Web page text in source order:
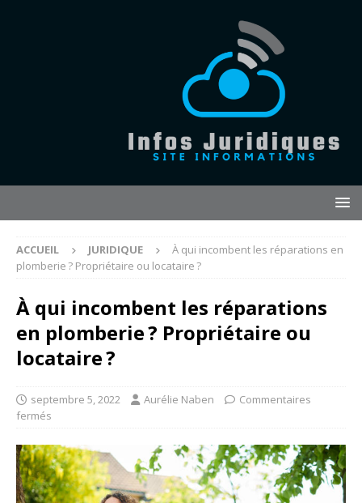
ACCUEIL JURIDIQUE
À qui incombent les réparations en
plomberie ? Propriétaire ou locataire ?
À qui incombent les réparations
en plomberie ? Propriétaire ou
locataire ?
septembre 5, 2022 Aurélie Naben
Commentaires
fermés